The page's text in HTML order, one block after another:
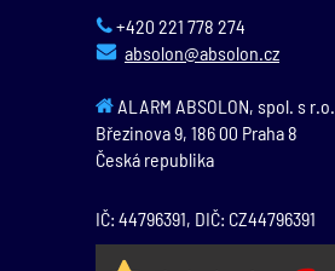
+420 221 778 274
absolon@absolon.cz
ALARM ABSOLON, spol. s r.o.
Březinova 9, 186 00 Praha 8
Česká republika
IČ: 44796391, DIČ: CZ44796391